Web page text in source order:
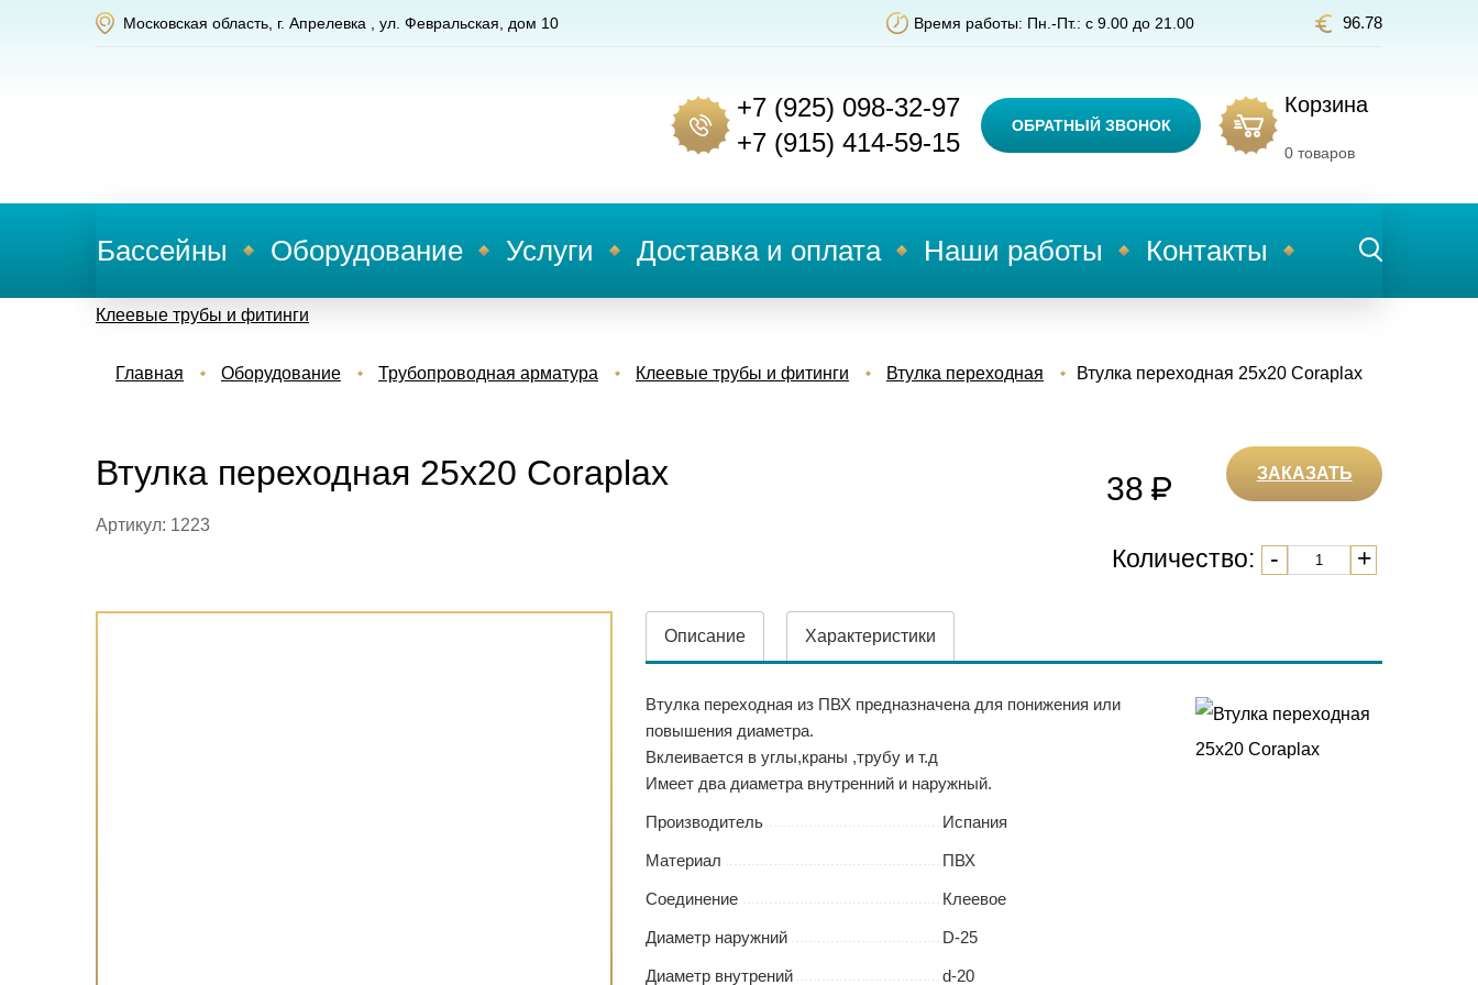
Московская область, г. Апрелевка , ул. Февральская, дом 10 Время работы: Пн.-Пт.: с 9.00 до 21.00 96.78
+7 (925) 098-32-97
+7 (915) 414-59-15
ОБРАТНЫЙ ЗВОНОК
Корзина
0 товаров
Бассейны Оборудование Услуги Доставка и оплата Наши работы Контакты
Клеевые трубы и фитинги
Главная Оборудование Трубопроводная арматура Клеевые трубы и фитинги Втулка переходная Втулка переходная 25х20 Coraplax
Втулка переходная 25х20 Coraplax
Артикул: 1223
38 ЗАКАЗАТЬ
Количество: - +
Описание Характеристики
Втулка переходная из ПВХ предназначена для понижения или
повышения диаметра.
Вклеивается в углы,краны ,трубу и т.д
Имеет два диаметра внутренний и наружный.
Производитель Испания
Материал ПВХ
Соединение Клеевое
Диаметр наружний D-25
Диаметр внутрений d-20